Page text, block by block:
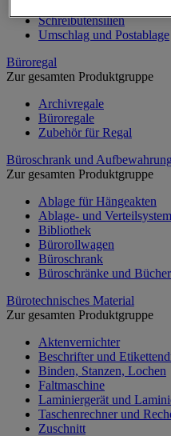
Schreibutensilien
Umschlag und Postablage
Büroregal
Zur gesamten Produktgruppe
Archivregale
Büroregale
Zubehör für Regal
Büroschrank und Aufbewahrung
Zur gesamten Produktgruppe
Ablage für Hängeakten
Ablage- und
Bibliothek
Bürorollwagen
Büroschrank
Büroschränke und
Bürotechnisches Material
Zur gesamten Produktgruppe
Aktenvernichter
Beschrifter und
Binden, Stanzen, Lochen
Faltmaschine
Laminiergerät und
Taschenrechner und
Zuschnitt